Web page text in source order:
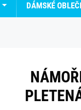
DÁMSKÉ